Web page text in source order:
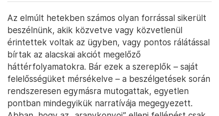
Az elmúlt hetekben számos olyan forrással sikerült
beszélnünk, akik közvetve vagy közvetlenül
érintettek voltak az ügyben, vagy pontos rálátással
bírtak az alacskai akciót megelőző
háttérfolyamatokra. Bár ezek a szereplők – saját
felelősségüket mérsékelve – a beszélgetések során
rendszeresen egymásra mutogattak, egyetlen
pontban mindegyikük narratívája megegyezett.